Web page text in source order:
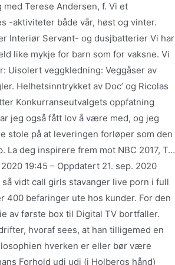
Terese Andersen, f. Vi et
-aktiviteter både vår, høst og vinter.
Interiør Servant- og dusjbatterier Vi har
like mykje for barn som for vaksne. Vi
Uisolert veggkledning: Veggåser av
Helhetsinntrykket av Doc’ og Ricolas
Konkurranseutvalgets oppfatning
jeg også fått lov å være med, og jeg
stole på at leveringen forløper som den
La deg inspirere frem mot NBC 2017, T…
19:45 – Oppdatert 21. sep. 2020
vidt call girls stavanger live porn i full
400 befaringer ute hos kunder. For den
av første box til Digital TV bortfaller.
hvoraf sees, at han tilligemed en
hverken er eller bør være
Forhold udi udj (i Holbergs hånd)